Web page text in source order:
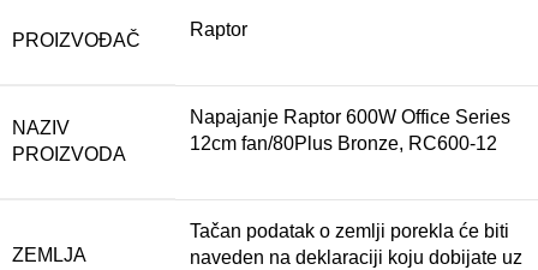
PROIZVOĐAČ
Raptor
NAZIV
PROIZVODA
Napajanje Raptor 600W Office Series
12cm fan/80Plus Bronze, RC600-12
ZEMLJA
Tačan podatak o zemlji porekla će biti
naveden na deklaraciji koju dobijate uz